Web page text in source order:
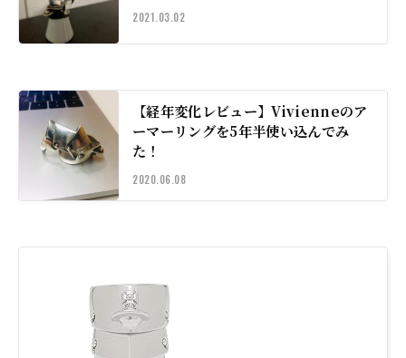
2021.03.02
【経年変化レビュー】Vivienneのア
ーマーリングを5年半使い込んでみ
た！
2020.06.08